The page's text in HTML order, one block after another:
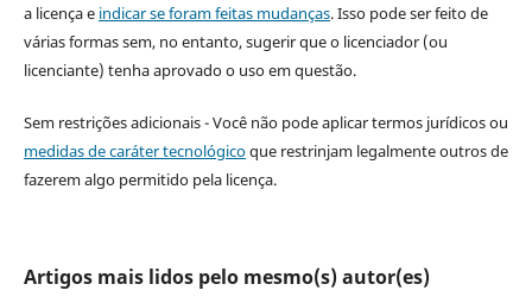
a licença e indicar se foram feitas mudanças. Isso pode ser feito de
várias formas sem, no entanto, sugerir que o licenciador (ou
licenciante) tenha aprovado o uso em questão.
Sem restrições adicionais - Você não pode aplicar termos jurídicos ou
medidas de caráter tecnológicoque restrinjam legalmente outros de
fazerem algo permitido pela licença.
Artigos mais lidos pelo mesmo(s) autor(es)